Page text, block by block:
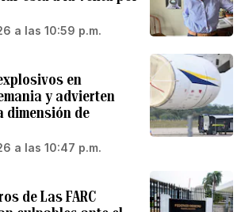
a las 10:59 p.m.
en
y advierten
dimensión de
a las 10:47 p.m.
de Las FARC